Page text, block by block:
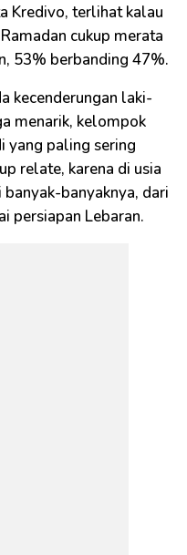
Kredivo, terlihat kalau
cukup merata
53% berbanding 47%.
kecenderungan laki-
menarik, kelompok
yang paling sering
relate, karena di usia
banyaknya, dari
persiapan Lebaran.